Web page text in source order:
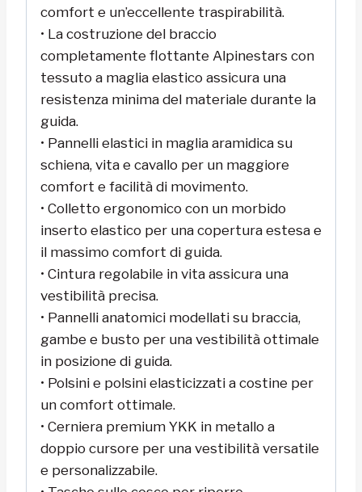
comfort e un’eccellente traspirabilità.
• La costruzione del braccio
completamente flottante Alpinestars con
tessuto a maglia elastico assicura una
resistenza minima del materiale durante la
guida.
• Pannelli elastici in maglia aramidica su
schiena, vita e cavallo per un maggiore
comfort e facilità di movimento.
• Colletto ergonomico con un morbido
inserto elastico per una copertura estesa e
il massimo comfort di guida.
• Cintura regolabile in vita assicura una
vestibilità precisa.
• Pannelli anatomici modellati su braccia,
gambe e busto per una vestibilità ottimale
in posizione di guida.
• Polsini e polsini elasticizzati a costine per
un comfort ottimale.
• Cerniera premium YKK in metallo a
doppio cursore per una vestibilità versatile
e personalizzabile.